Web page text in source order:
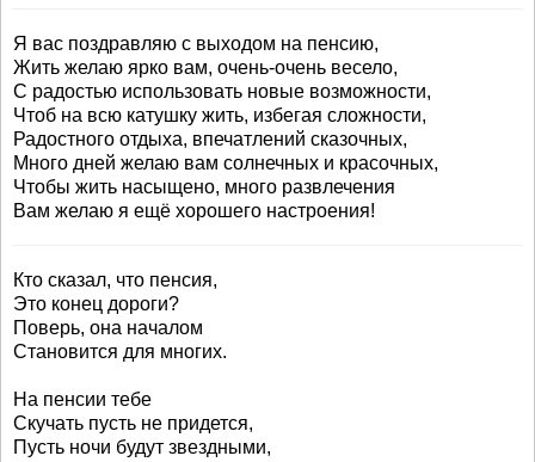
Я вас поздравляю с выходом на пенсию,
Жить желаю ярко вам, очень-очень весело,
С радостью использовать новые возможности,
Чтоб на всю катушку жить, избегая сложности,
Радостного отдыха, впечатлений сказочных,
Много дней желаю вам солнечных и красочных,
Чтобы жить насыщено, много развлечения
Вам желаю я ещё хорошего настроения!
Кто сказал, что пенсия,
Это конец дороги?
Поверь, она началом
Становится для многих.
На пенсии тебе
Скучать пусть не придется,
Пусть ночи будут звездными,